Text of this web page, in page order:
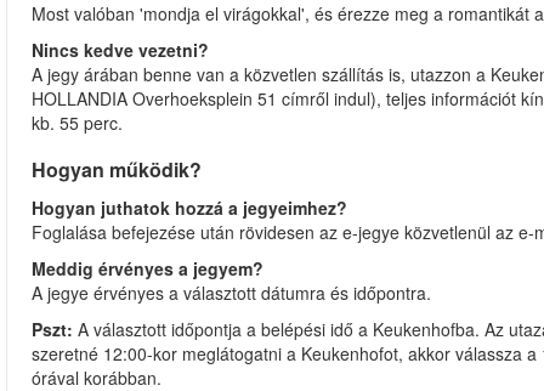
Most valóban 'mondja el virágokkal', és érezze meg a
Nincs kedve vezetni?
A jegy árában benne van a közvetlen szállítás is, utazzon a
HOLLANDIA Overhoeksplein 51 címről indul), teljes információt
kb. 55 perc.
Hogyan működik?
Hogyan juthatok hozzá a jegyeimhez?
Foglalása befejezése után rövidesen az e-jegye közvetlenül az
Meddig érvényes a jegyem?
A jegye érvényes a választott dátumra és időpontra.
Pszt: A választott időpontja a belépési idő a Keukenhofba. Az
szeretné 12:00-kor meglátogatni a Keukenhofot, akkor válassza
órával korábban.